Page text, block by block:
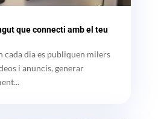
que connecti amb el teu
cada dia es publiquen milers
i anuncis, generar